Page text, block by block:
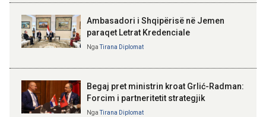
Hapet për qarkullim një tjetër
segment i Korridorit VIII, vijojnë
punimet në Elbasan-Qafë Thanë
Kosovë!
Ambasadori i Shqipërisë në Jemen
paraqet Letrat Kredenciale
NgaTirana Diplomat
Begaj pret ministrin kroat Grlić-Radman:
Forcim i partneritetit strategjik
NgaTirana Diplomat